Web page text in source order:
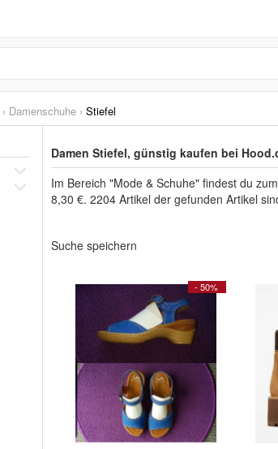
› Damenschuhe › Stiefel
Damen Stiefel, günstig kaufen bei
Im Bereich "Mode & Schuhe" findest du
8,30 €. 2204 Artikel der gefunden Artikel
Suche speichern
- 50%